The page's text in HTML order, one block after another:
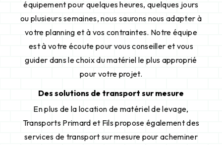
équipement pour quelques heures, quelques jours
ou plusieurs semaines, nous saurons nous adapter à
votre planning et à vos contraintes. Notre équipe
est à votre écoute pour vous conseiller et vous
guider dans le choix du matériel le plus approprié
pour votre projet.
Des solutions de transport sur mesure
En plus de la location de matériel de levage,
Transports Primard et Fils propose également des
services de transport sur mesure pour acheminer